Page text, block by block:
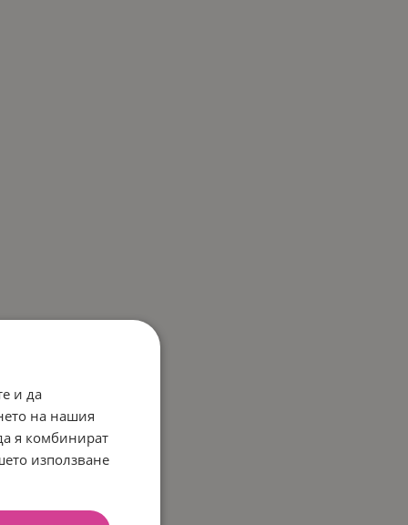
и да
на нашия
я комбинират
използване